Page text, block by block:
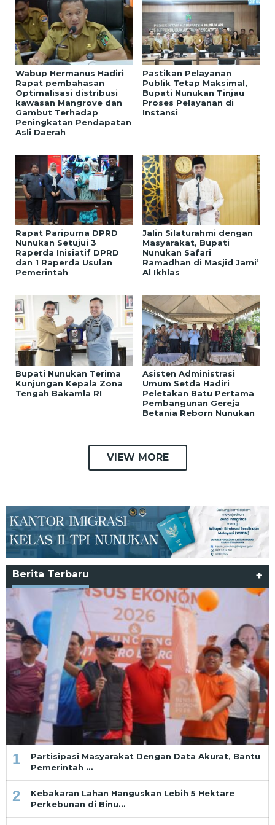
Wabup Hermanus Hadiri
Rapat pembahasan
Optimalisasi distribusi
kawasan Mangrove dan
Gambut Terhadap
Peningkatan Pendapatan
Asli Daerah
Pastikan Pelayanan
Publik Tetap Maksimal,
Bupati Nunukan Tinjau
Proses Pelayanan di
Instansi
Rapat Paripurna DPRD
Nunukan Setujui 3
Raperda Inisiatif DPRD
dan 1 Raperda Usulan
Pemerintah
Jalin Silaturahmi dengan
Masyarakat, Bupati
Nunukan Safari
Ramadhan di Masjid Jami’
Al Ikhlas
Bupati Nunukan Terima
Kunjungan Kepala Zona
Tengah Bakamla RI
Asisten Administrasi
Umum Setda Hadiri
Peletakan Batu Pertama
Pembangunan Gereja
Betania Reborn Nunukan
VIEW MORE
Berita Terbaru +
1
Partisipasi Masyarakat Dengan Data Akurat, Bantu
Pemerintah …
2
Kebakaran Lahan Hanguskan Lebih 5 Hektare
Perkebunan di Binu…